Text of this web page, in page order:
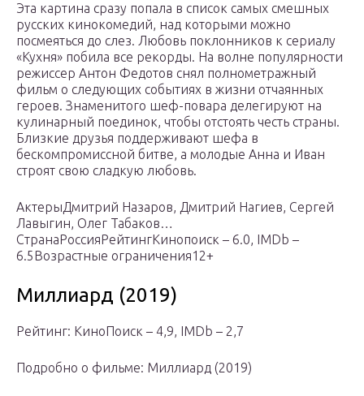
Эта картина сразу попала в список самых смешных
русских кинокомедий, над которыми можно
посмеяться до слез. Любовь поклонников к сериалу
«Кухня» побила все рекорды. На волне популярности
режиссер Антон Федотов снял полнометражный
фильм о следующих событиях в жизни отчаянных
героев. Знаменитого шеф-повара делегируют на
кулинарный поединок, чтобы отстоять честь страны.
Близкие друзья поддерживают шефа в
бескомпромиссной битве, а молодые Анна и Иван
строят свою сладкую любовь.
АктерыДмитрий Назаров, Дмитрий Нагиев, Сергей
Лавыгин, Олег Табаков…
СтранаРоссияРейтингКинопоиск – 6.0, IMDb –
6.5Возрастные ограничения12+
Миллиард (2019)
Рейтинг: КиноПоиск – 4,9, IMDb – 2,7
Подробно о фильме: Миллиард (2019)